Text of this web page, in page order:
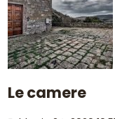
Le camere